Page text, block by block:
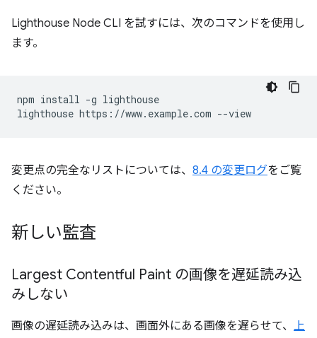
Lighthouse Node CLI を試すには、次のコマンドを使用し
ます。
npm install -g lighthouse
変更点の完全なリストについては、 8.4 の変更ログをご覧
ください。
新しい監査
Largest Contentful Paint の画像を遅延読み込
みしない
画像の遅延読み込みは、画面外にある画像を遅らせて、 上